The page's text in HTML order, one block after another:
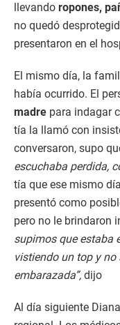
llevando ropones,
no quedó
presentaron en el
El mismo día, la
había ocurrido. El
madre para indagar
tía la llamó con
conversaron, supo
escuchaba perdida,
tía que ese mismo
presentó como
pero no le brindaron
supimos que estaba
vistiendo un top y no
embarazada”, dijo
Al día siguiente